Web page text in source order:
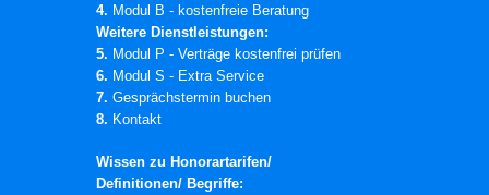
4. Modul B - kostenfreie Beratung
Weitere Dienstleistungen:
5. Modul P - Verträge kostenfrei prüfen
6. Modul S - Extra Service
7. Gesprächstermin buchen
8. Kontakt
Wissen zu Honorartarifen/
Definitionen/ Begriffe: